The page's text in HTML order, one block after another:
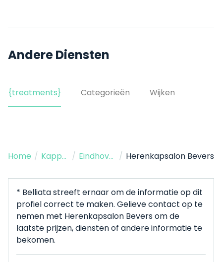
Andere Diensten
{treatments} Categorieën Wijken
Home / Kapper / Eindhoven / Herenkapsalon Bevers
* Belliata streeft ernaar om de informatie op dit
profiel correct te maken. Gelieve contact op te
nemen met Herenkapsalon Bevers om de
laatste prijzen, diensten of andere informatie te
bekomen.